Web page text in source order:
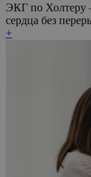
ЭКГ по Холтеру
сердца без
+